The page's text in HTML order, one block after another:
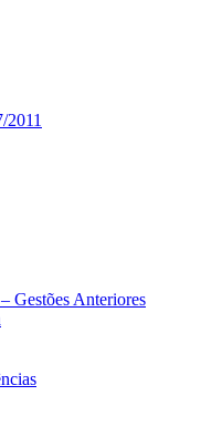
2011
Gestões Anteriores